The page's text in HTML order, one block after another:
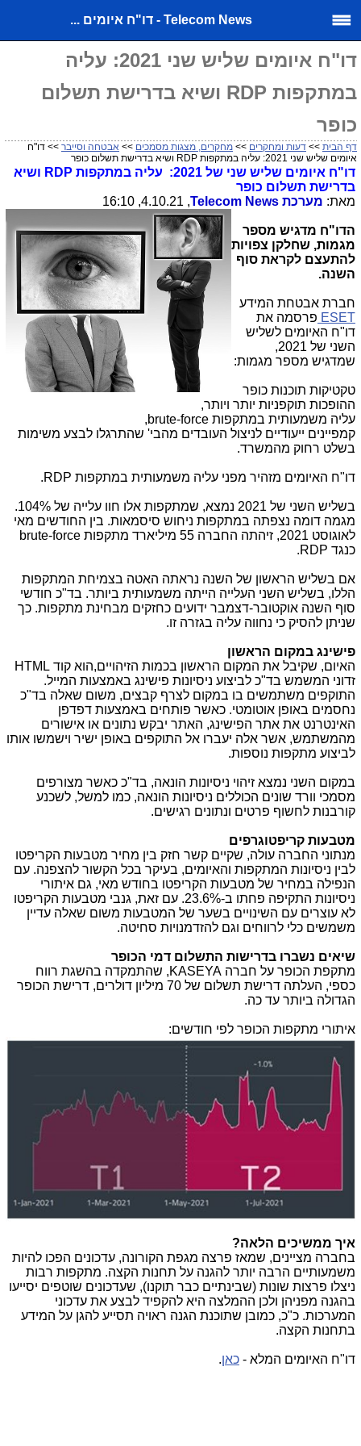
Telecom News - דו"ח איומים ...
דו"ח איומים שליש שני 2021: עליה
במתקפות RDP ושיא בדרישת תשלום
כופר
דף הבית >> דעות ומחקרים >> מחקרים, מצגות מסמכים >> אבטחה וסייבר >> דו"ח
איומים שליש שני 2021: עליה במתקפות RDP ושיא בדרישת תשלום כופר
דו"ח איומים שליש שני של 2021: עליה במתקפות RDP ושיא
בדרישת תשלום כופר
מאת: מערכת Telecom News
, 4.10.21, 16:10
הדו"ח מדגיש מספר
מגמות, שחלקן צפויות
להתעצם לקראת סוף
השנה.
חברת אבטחת המידע
ESET פרסמה את
דו"ח האיומים לשליש
השני של 2021,
שמדגיש מספר מגמות:
טקטיקות תוכנות כופר
ההופכות תוקפניות יותר ויותר,
עליה משמעותית במתקפות ,brute-force
קמפיינים ייעודיים לניצול העובדים מהבי' שהתרגלו לבצע משימות
בשלט רחוק מהמשרד.
דו"ח האיומים מזהיר מפני עליה משמעותית במתקפות RDP
.
בשליש השני של 2021 נמצא, שמתקפות אלו חוו עלייה של 104%.
מגמה דומה נצפתה במתקפות ניחוש סיסמאות. בין החודשים מאי
לאוגוסט 2021, זיהתה החברה 55 מיליארד מתקפות
brute-force
כנגד RDP
.
אם בשליש הראשון של השנה נראתה האטה בצמיחת המתקפות
הללו, בשליש השני העלייה הייתה משמעותית ביותר. בד"כ חודשי
סוף השנה אוקטובר-דצמבר ידועים כחזקים מבחינת מתקפות. כך
שניתן להסיק כי נחווה עליה בגזרה זו.
פישינג במקום הראשון
האיום, שקיבל את המקום הראשון בכמות הזיהויים,הוא קוד HTML
זדוני המשמש בד"כ לביצוע ניסיונות פישינג באמצעות המייל.
התוקפים משתמשים בו במקום לצרף קבצים, משום שאלה בד"כ
נחסמים באופן אוטומטי. כאשר פותחים באמצעות דפדפן
האינטרנט את אתר הפישינג, האתר יבקש נתונים או אישורים
מהמשתמש, אשר אלה יעברו אל התוקפים באופן ישיר וישמשו אותו
לביצוע מתקפות נוספות.
במקום השני נמצא זיהוי ניסיונות הונאה, בד"כ כאשר מצורפים
מסמכי וורד שונים הכוללים ניסיונות הונאה, כמו למשל, לשכנע
קורבנות לחשוף פרטים ונתונים רגישים.
מטבעות קריפטוגרפים
מנתוני החברה עולה, שקיים קשר חזק בין מחיר מטבעות הקריפטו
לבין ניסיונות המתקפות והאיומים, בעיקר בכל הקשור להצפנה. עם
הנפילה במחיר של מטבעות הקריפטו בחודש מאי, גם איתורי
ניסיונות התקיפה פחתו ב-23.6%. עם זאת, גנבי מטבעות הקריפטו
לא עוצרים עם השינויים בשער של המטבעות משום שאלה עדיין
משמשים כלי לרווחים וגם להזדמנויות סחיטה.
שיאים נשברו בדרישות התשלום דמי הכופר
מתקפת הכופר על חברה KASEYA, שהתמקדה בהשגת רווח
כספי, העלתה דרישת תשלום של 70 מיליון דולרים, דרישת הכופר
הגדולה ביותר עד כה.
איתורי מתקפות הכופר לפי חודשים:
איך ממשיכים הלאה?
בחברה מציינים, שמאז פרצה מגפת הקורונה, עדכונים הפכו להיות
משמעותיים הרבה יותר להגנה על תחנות הקצה. מתקפות רבות
ניצלו פרצות שונות (שבינתיים כבר תוקנו), שעדכונים שוטפים יסייעו
בהגנה מפניהן ולכן ההמלצה היא להקפיד לבצע את עדכוני
המערכות. כ"כ, כמובן שתוכנת הגנה ראויה תסייע להגן על המידע
בתחנות הקצה.
דו"ח האיומים המלא - כאן.